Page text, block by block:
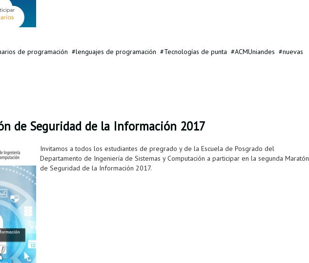
de programación lenguajes de programación Tecnologías de punta ACMUniandes
nuevas
de Seguridad de la Información 2017
Invitamos a todos los estudiantes de pregrado y de la Escuela de Posgrado del
Departamento de Ingeniería de Sistemas y Computación a participar en la segunda Maratón
de Seguridad de la Información 2017.